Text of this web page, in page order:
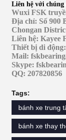
Liên hệ với
Wuxi FSK
Địa chỉ: Số 900
Chongan
Liên hệ: Kayee
Thiết bị di động:
Mail:
Skype:
QQ: 207820856
Tags:
bánh xe trung
bánh xe thay